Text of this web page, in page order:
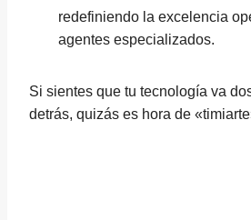
redefiniendo la excelencia
agentes especializados.
Si sientes que tu tecnología va
detrás, quizás es hora de